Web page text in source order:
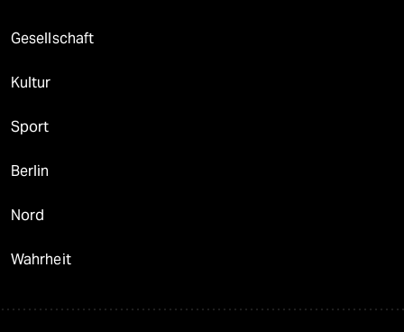
Gesellschaft
Kultur
Sport
Berlin
Nord
Wahrheit